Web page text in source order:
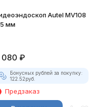
Autel MV108
мм
080 ₽
Бонусных рублей за покупку:
122.52руб.
Предзаказ